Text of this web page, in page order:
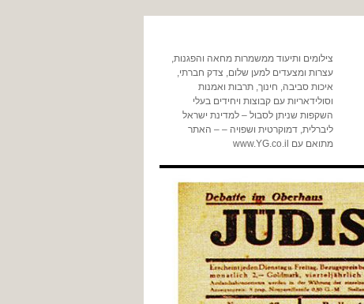
צילומים ותיעוד ממשמרות מחאה והפגנות,
עצרות ומצעדים למען שלום, צדק חברתי,
איכות סביבה, חינוך, תרבות ואמנות
וסולידאריות עם קבוצות ויחידים בעלי
השקפות שניתן לסבול – למדינת ישראל
ליברלית, דמוקרטית ושפויה – – האתר
מתואם עם www.YG.co.il